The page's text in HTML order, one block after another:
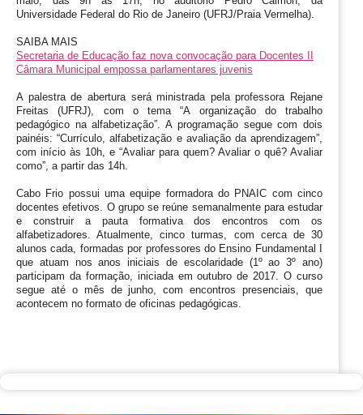
Universidade Federal do Rio de Janeiro (UFRJ/Praia Vermelha).
SAIBA MAIS
Secretaria de Educação faz nova convocação para Docentes II
Câmara Municipal empossa parlamentares juvenis
A palestra de abertura será ministrada pela professora Rejane
Freitas (UFRJ), com o tema “A organização do trabalho
pedagógico na alfabetização”. A programação segue com dois
painéis: “Currículo, alfabetização e avaliação da aprendizagem”,
com início às 10h, e “Avaliar para quem? Avaliar o quê? Avaliar
como”, a partir das 14h.
Cabo Frio possui uma equipe formadora do PNAIC com cinco
docentes efetivos. O grupo se reúne semanalmente para estudar
e construir a pauta formativa dos encontros com os
alfabetizadores. Atualmente, cinco turmas, com cerca de 30
alunos cada, formadas por professores do Ensino Fundamental I
que atuam nos anos iniciais de escolaridade (1º ao 3º ano)
participam da formação, iniciada em outubro de 2017. O curso
segue até o mês de junho, com encontros presenciais, que
acontecem no formato de oficinas pedagógicas.